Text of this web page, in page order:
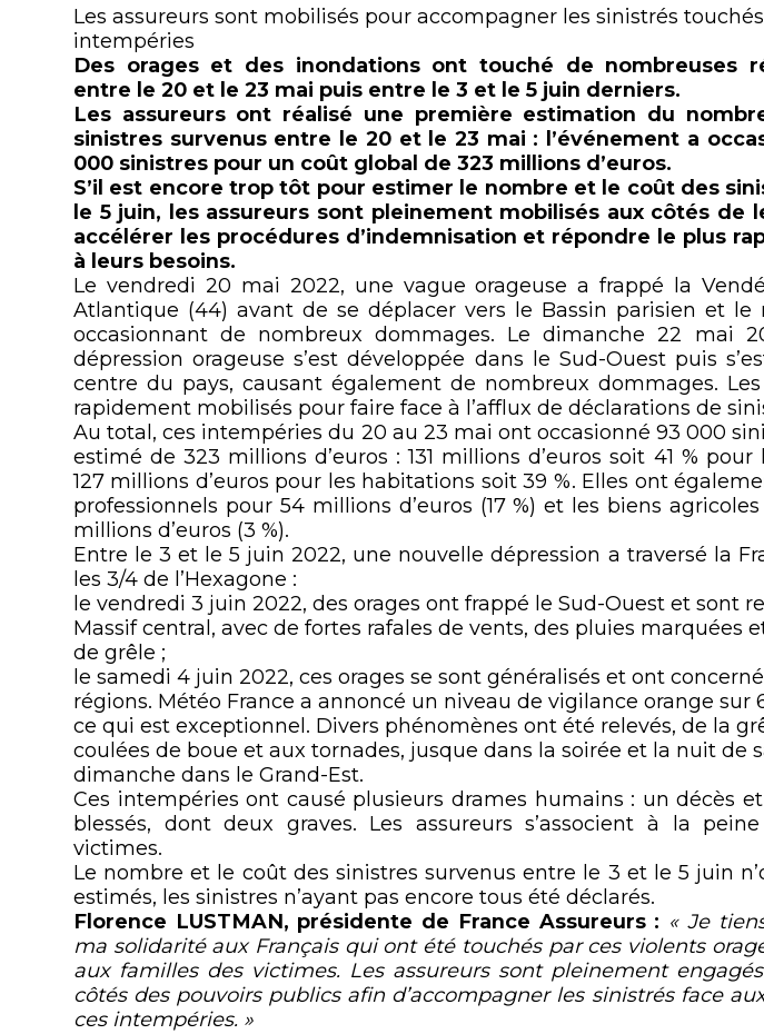
Les assureurs sont mobilisés pour accompagner les sinistrés
intempéries
Des orages et des inondations ont touché de nombreuses
entre le 20 et le 23 mai puis entre le 3 et le 5 juin derniers.
Les assureurs ont réalisé une première estimation du
sinistres survenus entre le 20 et le 23 mai : l’événement a
000 sinistres pour un coût global de 323 millions d’euros.
S’il est encore trop tôt pour estimer le nombre et le coût des
le 5 juin, les assureurs sont pleinement mobilisés aux côtés de
accélérer les procédures d’indemnisation et répondre le plus
à leurs besoins.
Le vendredi 20 mai 2022, une vague orageuse a frappé la
Atlantique (44) avant de se déplacer vers le Bassin parisien et le
occasionnant de nombreux dommages. Le dimanche 22 mai
dépression orageuse s’est développée dans le Sud-Ouest puis
centre du pays, causant également de nombreux dommages.
rapidement mobilisés pour faire face à l’afflux de déclarations de
Au total, ces intempéries du 20 au 23 mai ont occasionné 93 000
estimé de 323 millions d’euros : 131 millions d’euros soit 41 %
127 millions d’euros pour les habitations soit 39 %. Elles ont
professionnels pour 54 millions d’euros (17 %) et les biens
millions d’euros (3 %).
Entre le 3 et le 5 juin 2022, une nouvelle dépression a traversé la
les 3/4 de l’Hexagone :
le vendredi 3 juin 2022, des orages ont frappé le Sud-Ouest et sont
Massif central, avec de fortes rafales de vents, des pluies marquées
de grêle ;
le samedi 4 juin 2022, ces orages se sont généralisés et ont
régions. Météo France a annoncé un niveau de vigilance orange sur
ce qui est exceptionnel. Divers phénomènes ont été relevés, de la
coulées de boue et aux tornades, jusque dans la soirée et la nuit de
dimanche dans le Grand-Est.
Ces intempéries ont causé plusieurs drames humains : un décès
blessés, dont deux graves. Les assureurs s’associent à la
victimes.
Le nombre et le coût des sinistres survenus entre le 3 et le 5 juin
estimés, les sinistres n’ayant pas encore tous été déclarés.
Florence LUSTMAN, présidente de France Assureurs : « Je
ma solidarité aux Français qui ont été touchés par ces violents
aux familles des victimes. Les assureurs sont pleinement
côtés des pouvoirs publics afin d’accompagner les sinistrés face
ces intempéries. »